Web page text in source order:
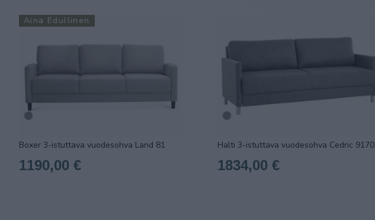
Aina Edullinen
Boxer 3-istuttava vuodesohva Land 81
1190,00 €
Halti 3-istuttava vuodesohva Cedric 9170
1834,00 €